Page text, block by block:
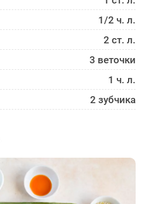
1/2 ч. л.
2 ст. л.
3 веточки
1 ч. л.
2 зубчика